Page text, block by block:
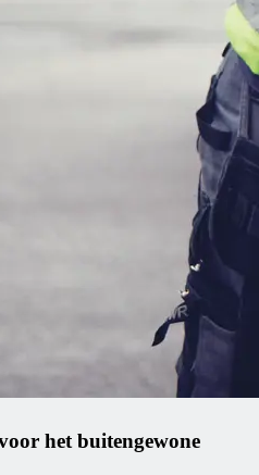
het buitengewone